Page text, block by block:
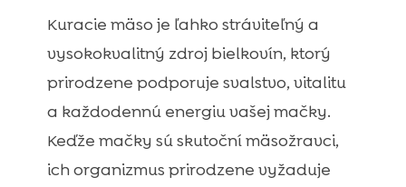
Kuracie mäso je ľahko stráviteľný a
vysokokvalitný zdroj bielkovín, ktorý
prirodzene podporuje svalstvo, vitalitu
a každodennú energiu vašej mačky.
Keďže mačky sú skutoční mäsožravci,
ich organizmus prirodzene vyžaduje